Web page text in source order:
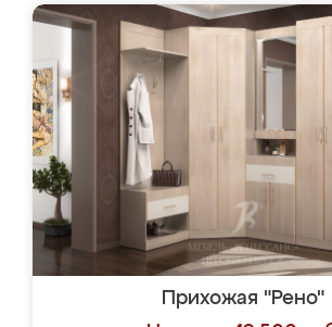
Прихожая "Рено"